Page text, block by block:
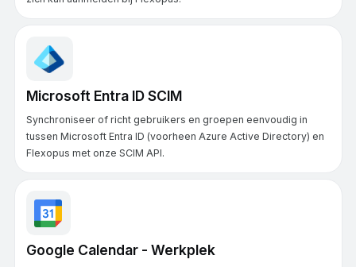
Microsoft Entra ID SCIM
Synchroniseer of richt gebruikers en groepen eenvoudig in
tussen Microsoft Entra ID (voorheen Azure Active Directory) en
Flexopus met onze SCIM API.
Google Calendar - Werkplek